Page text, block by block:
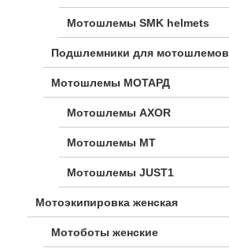
Мотошлемы SMK helmets
Подшлемники для мотошлемов
Мотошлемы МОТАРД
Мотошлемы AXOR
Мотошлемы MT
Мотошлемы JUST1
Мотоэкипировка женская
Мотоботы женские